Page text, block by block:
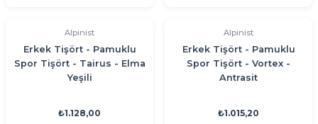
Alpinist
Erkek Tişört - Pamuklu
Spor Tişört - Tairus - Elma
Yeşili
₺1.128,00
Alpinist
Erkek Tişört - Pamuklu
Spor Tişört - Vortex -
Antrasit
₺1.015,20